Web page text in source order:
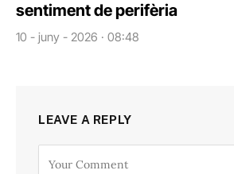
sentiment de perifèria
10 - juny - 2026 · 08:48
LEAVE A REPLY